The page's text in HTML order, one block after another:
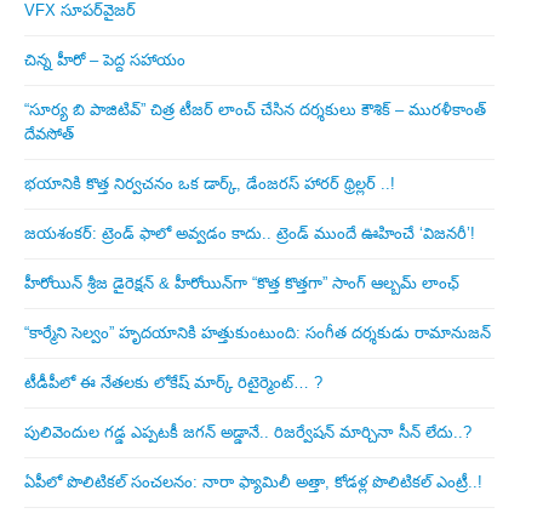
VFX సూపర్‌వైజర్
చిన్న హీరో – పెద్ద సహాయం
“సూర్య బి పాజిటివ్” చిత్ర టీజర్ లాంచ్ చేసిన‌ దర్శకులు కౌశిక్ – మురళీకాంత్
దేవసోత్
భయానికి కొత్త నిర్వచనం ఒక డార్క్, డేంజరస్ హారర్ థ్రిల్లర్ ..!
జయశంకర్: ట్రెండ్‌ ఫాలో అవ్వడం కాదు.. ట్రెండ్‌ ముందే ఊహించే ‘విజనరీ’!
హీరోయిన్ శ్రీజ డైరెక్ష‌న్ & హీరోయిన్‌గా “కొత్త కొత్తగా” సాంగ్ ఆల్బమ్ లాంఛ్
“కార్మేని సెల్వం” హృదయానికి హత్తుకుంటుంది: సంగీత దర్శకుడు రామానుజన్
టీడీపీలో ఈ నేత‌ల‌కు లోకేష్ మార్క్ రిటైర్మెంట్‌… ?
పులివెందుల గ‌డ్డ ఎప్ప‌ట‌కీ జ‌గ‌న్ అడ్డానే.. రిజ‌ర్వేష‌న్ మార్చినా సీన్ లేదు..?
ఏపీలో పొలిటిక‌ల్ సంచ‌ల‌నం: నారా ఫ్యామిలీ అత్తా, కోడ‌ళ్ల పొలిటికల్ ఎంట్రీ..!